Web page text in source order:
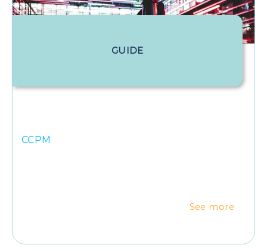
GUIDE
CCPM
See more